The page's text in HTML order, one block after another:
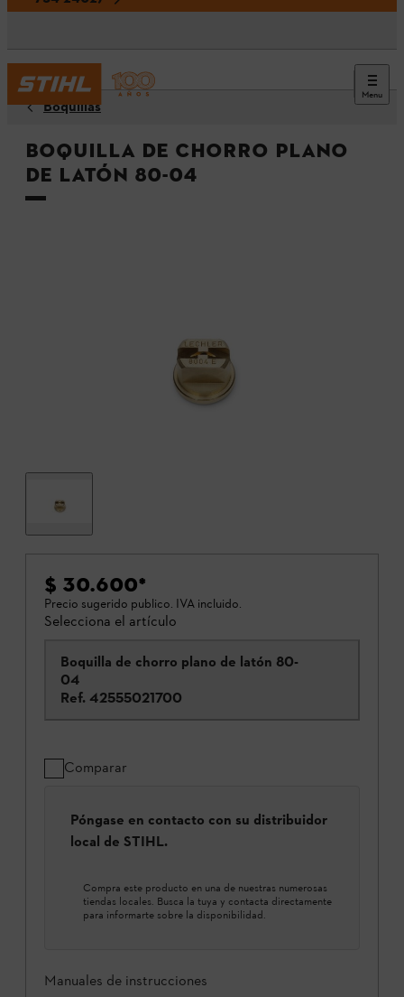
Menu
Boquillas
Boquilla de chorro plano
de latón 80-04
$ 30.600*
Precio sugerido publico. IVA incluido.
Selecciona el artículo
Boquilla de chorro plano de latón 80-
04
Ref. 42555021700
Comparar
Póngase en contacto con su distribuidor
local de STIHL.
Compra este producto en una de nuestras numerosas
tiendas locales. Busca la tuya y contacta directamente
para informarte sobre la disponibilidad.
Manuales de instrucciones